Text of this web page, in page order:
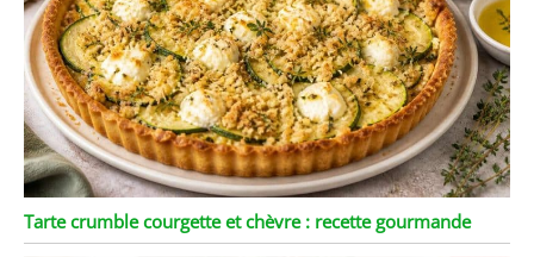
Tarte crumble courgette et chèvre : recette gourmande